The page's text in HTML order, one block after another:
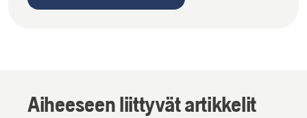
Aiheeseen liittyvät artikkelit